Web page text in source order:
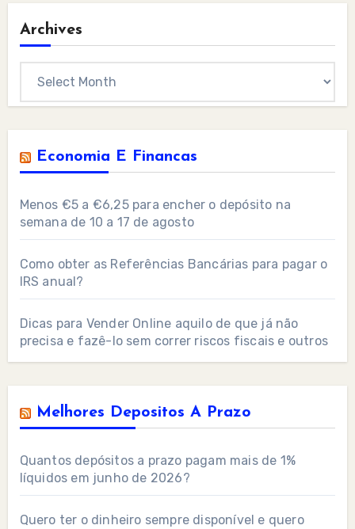
Archives
Economia E Financas
Menos €5 a €6,25 para encher o depósito na
semana de 10 a 17 de agosto
Como obter as Referências Bancárias para pagar o
IRS anual?
Dicas para Vender Online aquilo de que já não
precisa e fazê-lo sem correr riscos fiscais e outros
Melhores Depositos A Prazo
Quantos depósitos a prazo pagam mais de 1%
líquidos em junho de 2026?
Quero ter o dinheiro sempre disponível e quero